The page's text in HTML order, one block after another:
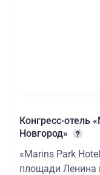
Конгресс-отель
Новгород»
«Marins Park
площади Ленина